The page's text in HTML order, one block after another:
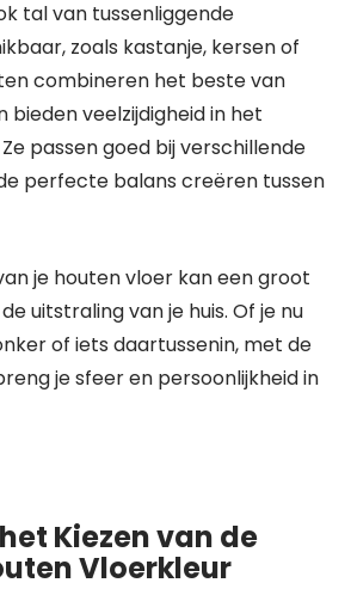
tal van tussenliggende
zoals kastanje, kersen of
combineren het beste van
bieden veelzijdigheid in het
passen goed bij verschillende
perfecte balans creëren tussen
je houten vloer kan een groot
uitstraling van je huis. Of je nu
of iets daartussenin, met de
je sfeer en persoonlijkheid in
Kiezen van de
Vloerkleur